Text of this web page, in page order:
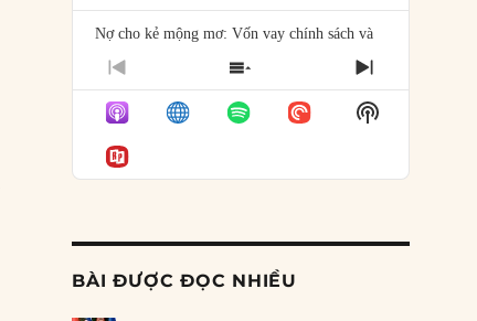
Nợ cho kẻ mộng mơ: Vốn vay chính sách và
giới hạn của việc cho startup vay vốn
Mỹ Latinh đang trở thành “phòng thí nghiệm”
của phe cánh hữu mới
04/08/2026
Ngoại trưởng Nhật Bản?
PREVIOUS
EPISODE
SHOW
EPISODES
LIST
NEXT
EPISODE
Show
Podcast
BÀI ĐƯỢC ĐỌC NHIỀU